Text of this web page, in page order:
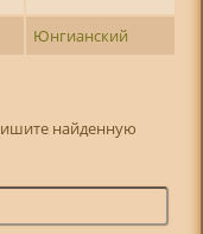
Юнгианский
найденную